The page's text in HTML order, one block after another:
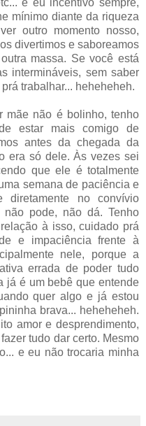
mínimo diante da riqueza
outro momento nosso,
divertimos e saboreamos
massa. Se você está
intermináveis, sem saber
trabalhar... heheheheh.
mãe não é bolinho, tenho
estar mais comigo de
antes da chegada da
era só dele. Às vezes sei
que ele é totalmente
semana de paciência e
diretamente no convívio
pode, não dá. Tenho
à isso, cuidado prá
e impaciência frente à
nele, porque a
errada de poder tudo
já é um bebê que entende
quer algo e já estou
brava... heheheheh.
amor e desprendimento,
tudo dar certo. Mesmo
e eu não trocaria minha